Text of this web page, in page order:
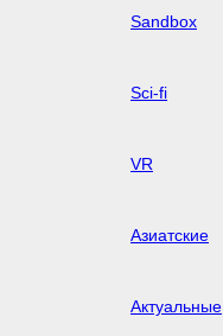
Sandbox
Sci-fi
VR
Азиатские
Актуальные